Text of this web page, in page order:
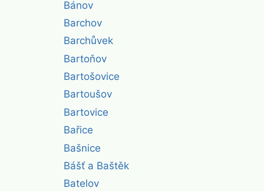
Bánov
Barchov
Barchůvek
Bartoňov
Bartošovice
Bartoušov
Bartovice
Bařice
Bašnice
Bášť a Baštěk
Batelov